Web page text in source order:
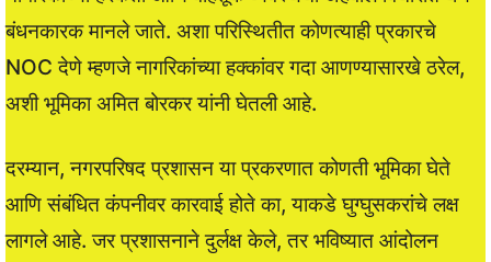
बंधनकारक मानले जाते. अशा परिस्थितीत कोणत्याही प्रकारचे
NOC देणे म्हणजे नागरिकांच्या हक्कांवर गदा आणण्यासारखे ठरेल,
अशी भूमिका अमित बोरकर यांनी घेतली आहे.
दरम्यान, नगरपरिषद प्रशासन या प्रकरणात कोणती भूमिका घेते
आणि संबंधित कंपनीवर कारवाई होते का, याकडे घुग्घुसकरांचे लक्ष
लागले आहे. जर प्रशासनाने दुर्लक्ष केले, तर भविष्यात आंदोलन